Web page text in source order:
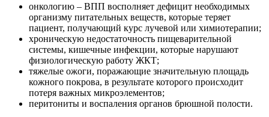
онкологию – ВПП восполняет дефицит необходимых
организму питательных веществ, которые теряет
пациент, получающий курс лучевой или химиотерапии;
хроническую недостаточность пищеварительной
системы, кишечные инфекции, которые нарушают
физиологическую работу ЖКТ;
тяжелые ожоги, поражающие значительную площадь
кожного покрова, в результате которого происходит
потеря важных микроэлементов;
перитониты и воспаления органов брюшной полости.